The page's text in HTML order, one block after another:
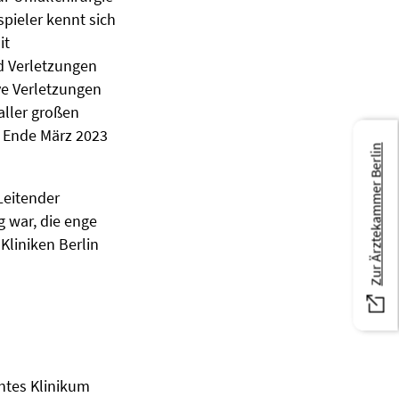
kennt sich
Verletzungen
Verletzungen
großen
März 2023
die enge
Berlin
Klinikum
Zur Ärztekammer Berlin